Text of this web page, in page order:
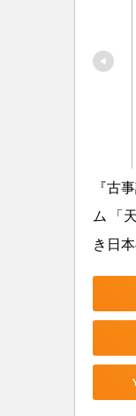
『古
ム 「
き日